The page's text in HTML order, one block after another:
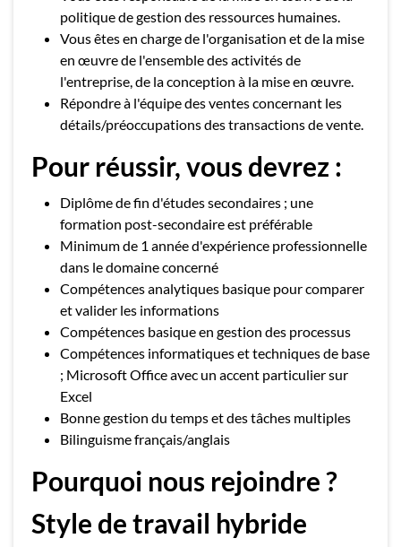
politique de gestion des ressources humaines.
Vous êtes en charge de l'organisation et de la mise
en œuvre de l'ensemble des activités de
l'entreprise, de la conception à la mise en œuvre.
Répondre à l'équipe des ventes concernant les
détails/préoccupations des transactions de vente.
Pour réussir, vous devrez :
Diplôme de fin d'études secondaires ; une
formation post-secondaire est préférable
Minimum de 1 année d'expérience professionnelle
dans le domaine concerné
Compétences analytiques basique pour comparer
et valider les informations
Compétences basique en gestion des processus
Compétences informatiques et techniques de base
; Microsoft Office avec un accent particulier sur
Excel
Bonne gestion du temps et des tâches multiples
Bilinguisme français/anglais
Pourquoi nous rejoindre ?
Style de travail hybride